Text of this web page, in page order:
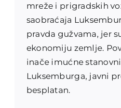
mreže i prigradskih
saobraćaja
pravda gužvama, jer
ekonomiju zemlje.
inače imućne
Luksemburga, javni
besplatan.